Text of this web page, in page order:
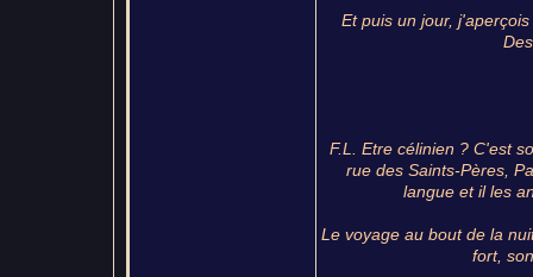
Et puis un jour,
F.L. Etre célinien ? C'est
rue des Saints-Pères,
langue et il les
Le voyage au bout de la
fort,